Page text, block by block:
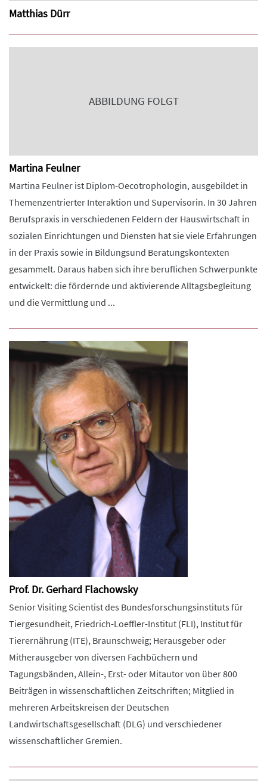
Matthias Dürr
ABBILDUNG FOLGT
Martina Feulner
Martina Feulner ist Diplom-Oecotrophologin, ausgebildet in
Themenzentrierter Interaktion und Supervisorin. In 30 Jahren
Berufspraxis in verschiedenen Feldern der Hauswirtschaft in
sozialen Einrichtungen und Diensten hat sie viele Erfahrungen
in der Praxis sowie in Bildungsund Beratungskontexten
gesammelt. Daraus haben sich ihre beruflichen Schwerpunkte
entwickelt: die fördernde und aktivierende Alltagsbegleitung
und die Vermittlung und ...
Prof. Dr. Gerhard Flachowsky
Senior Visiting Scientist des Bundesforschungsinstituts für
Tiergesundheit, Friedrich-Loeffler-Institut (FLI), Institut für
Tierernährung (ITE), Braunschweig; Herausgeber oder
Mitherausgeber von diversen Fachbüchern und
Tagungsbänden, Allein-, Erst- oder Mitautor von über 800
Beiträgen in wissenschaftlichen Zeitschriften; Mitglied in
mehreren Arbeitskreisen der Deutschen
Landwirtschaftsgesellschaft (DLG) und verschiedener
wissenschaftlicher Gremien.